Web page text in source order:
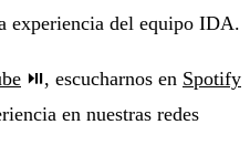
experiencia del equipo IDA.
⏯, escucharnos en Spotify
en nuestras redes